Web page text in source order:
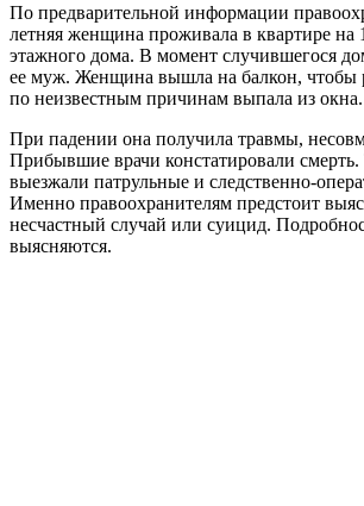
По предварительной информации
летняя женщина проживала в квартире на
этажного дома. В момент случившегося
ее муж. Женщина вышла на балкон, чтобы
по неизвестным причинам выпала из окна.
При падении она получила травмы,
Прибывшие врачи констатировали
выезжали патрульные и следственно-
Именно правоохранителям предстоит
несчастный случай или суицид.
выясняются.